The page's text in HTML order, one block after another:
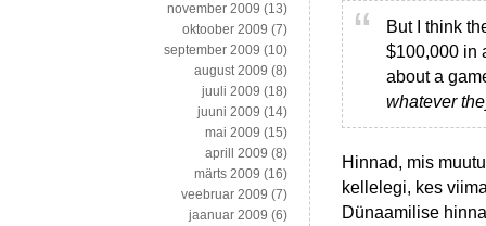
But I think
$100,000 in
about a
whatever
Hinnad, mis
kellelegi, kes
Dünaamilise
november 2009 (13)
oktoober 2009 (7)
september 2009 (10)
august 2009 (8)
juuli 2009 (18)
juuni 2009 (14)
mai 2009 (15)
aprill 2009 (8)
märts 2009 (16)
veebruar 2009 (7)
jaanuar 2009 (6)